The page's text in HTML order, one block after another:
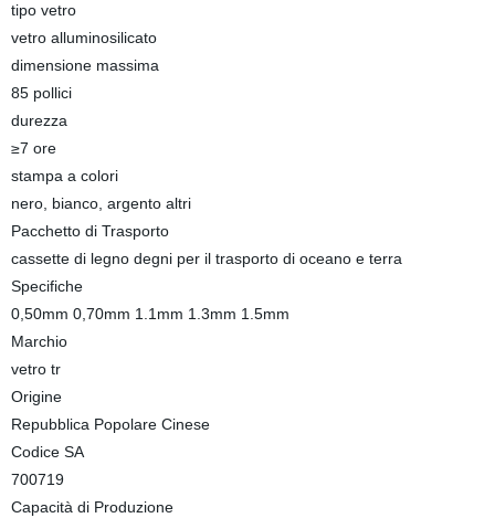
tipo vetro
vetro alluminosilicato
dimensione massima
85 pollici
durezza
≥7 ore
stampa a colori
nero, bianco, argento altri
Pacchetto di Trasporto
cassette di legno degni per il trasporto di oceano e terra
Specifiche
0,50mm 0,70mm 1.1mm 1.3mm 1.5mm
Marchio
vetro tr
Origine
Repubblica Popolare Cinese
Codice SA
700719
Capacità di Produzione